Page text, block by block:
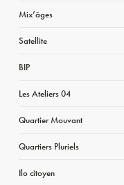
Mix’âges
Satellite
BIP
Les Ateliers 04
Quartier Mouvant
Quartiers Pluriels
Ilo citoyen